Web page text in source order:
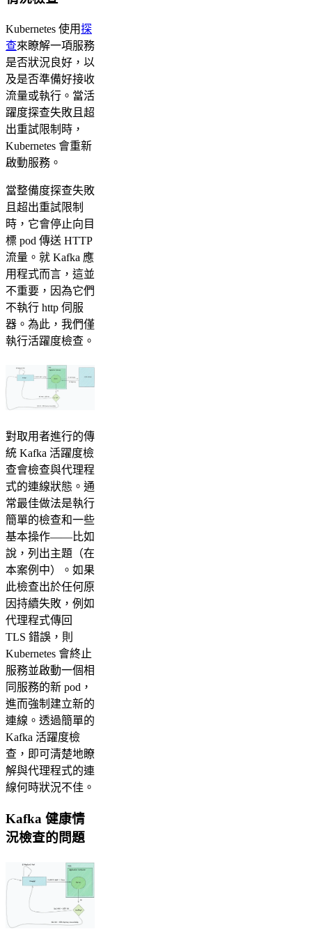
Kubernetes 使用探
查來瞭解一項服務
是否狀況良好，以
及是否準備好接收
流量或執行。當活
躍度探查失敗且超
出重試限制時，
Kubernetes 會重新
啟動服務。
當整備度探查失敗
且超出重試限制
時，它會停止向目
標 pod 傳送 HTTP
流量。就 Kafka 應
用程式而言，這並
不重要，因為它們
不執行 http 伺服
器。為此，我們僅
執行活躍度檢查。
對取用者進行的傳
統 Kafka 活躍度檢
查會檢查與代理程
式的連線狀態。通
常最佳做法是執行
簡單的檢查和一些
基本操作——比如
說，列出主題（在
本案例中）。如果
此檢查出於任何原
因持續失敗，例如
代理程式傳回
TLS 錯誤，則
Kubernetes 會終止
服務並啟動一個相
同服務的新 pod，
進而強制建立新的
連線。透過簡單的
Kafka 活躍度檢
查，即可清楚地瞭
解與代理程式的連
線何時狀況不佳。
Kafka 健康情
況檢查的問題